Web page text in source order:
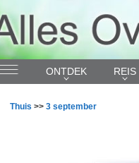
Thuis >> 3 september
ONTDEK REIS